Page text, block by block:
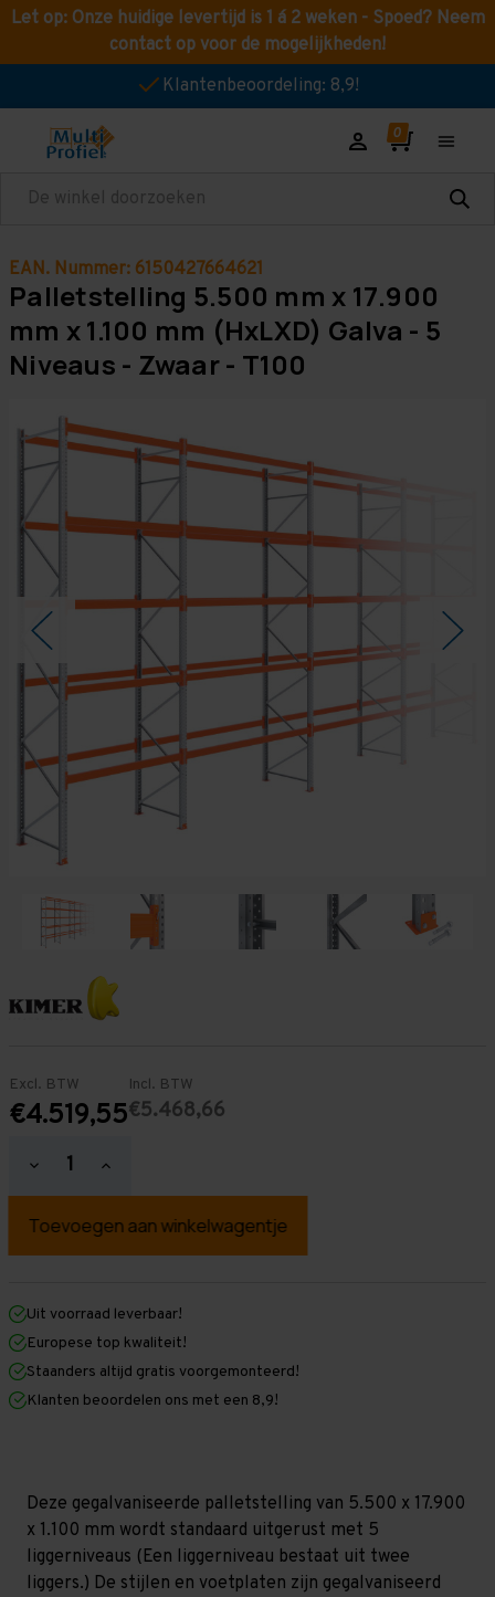
Let op: Onze huidige levertijd is 1 á 2 weken - Spoed? Neem
contact op voor de mogelijkheden!
Klantenbeoordeling: 8,9!
Zoeken
EAN. Nummer: 6150427664621
Palletstelling 5.500 mm x 17.900
mm x 1.100 mm (HxLXD) Galva - 5
Niveaus - Zwaar - T100
Excl. BTW
€4.519,55
Incl. BTW
€5.468,66
Hoeveelheid
verlagen
Palletstelling
mm
mm
x
1.100
mm
Galva
Zwaar
-
T100
Hoeveelheid
verhogen
Palletstelling
mm
mm
1.100
mm
(HxLXD)
Galva
Zwaar
-
T100
Uit voorraad leverbaar!
Europese top kwaliteit!
Staanders altijd gratis voorgemonteerd!
Klanten beoordelen ons met een 8,9!
Deze gegalvaniseerde palletstelling van 5.500 x 17.900
x 1.100 mm wordt standaard uitgerust met 5
liggerniveaus (Een liggerniveau bestaat uit twee
liggers.) De stijlen en voetplaten zijn gegalvaniseerd